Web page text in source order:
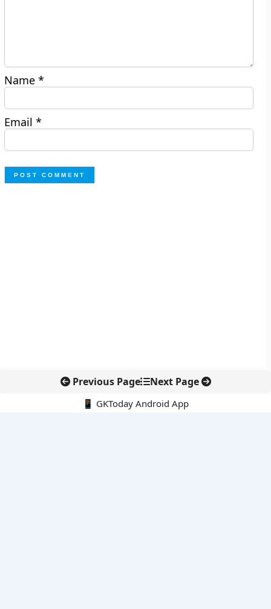
Name*
Email*
Previous Page Next Page
📱 GKToday Android App